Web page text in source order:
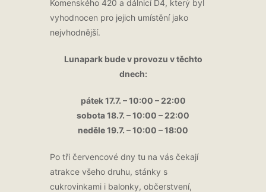
Komenského 420 a dálnicí D4, který byl
vyhodnocen pro jejich umístění jako
nejvhodnější.
Lunapark bude v provozu v těchto
dnech:
pátek 17.7. – 10:00 – 22:00
sobota 18.7. – 10:00 – 22:00
neděle 19.7. – 10:00 – 18:00
Po tři červencové dny tu na vás čekají
atrakce všeho druhu, stánky s
cukrovinkami i balonky, občerstvení,